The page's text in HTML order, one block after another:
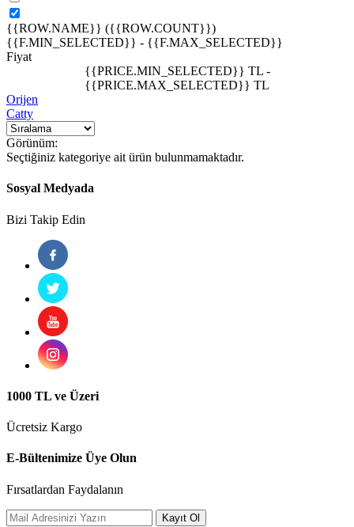
{{ROW.NAME}} ({{ROW.COUNT}})
{{F.MIN_SELECTED}} - {{F.MAX_SELECTED}}
Fiyat
{{PRICE.MIN_SELECTED}} TL -
{{PRICE.MAX_SELECTED}} TL
Orijen
Catty
Görünüm:
Seçtiğiniz kategoriye ait ürün bulunmamaktadır.
Sosyal Medyada
Bizi Takip Edin
1000 TL ve Üzeri
Ücretsiz Kargo
E-Bültenimize Üye Olun
Fırsatlardan Faydalanın